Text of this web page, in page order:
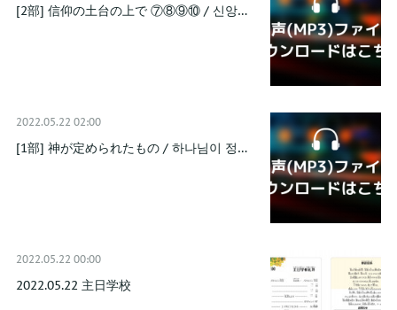
[2部] 信仰の土台の上で ⑦⑧⑨⑩ / 신앙…
2022.05.22 02:00
[1部] 神が定められたもの / 하나님이 정…
2022.05.22 00:00
2022.05.22 主日学校